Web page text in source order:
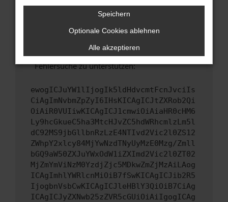
Wende dich an den Webseitenbetreiber.
Wenn du alle oben genannten Schritte versucht
hast, kontaktiere uns bitte. Wir werden
versuchen, das Problem zu beheben. Du kannst
uns diesen Text schicken, um uns bei der
Fehlersuche zu unterstützen:
ewogICJuYW1lIjogIk5ldHdvcmtFcnJvciIs
CiAgImNvbmZpZyI6IHsKICAgICJtZXRob2Qi
OiAiR0VUIiwKICAgICJ1cmwiOiAiaHR0cHM6
Ly9hcGkueC5ha3MtcHJvZC5hdWRhcmlzLm5l
dC92MS9jbGllbnRzLzE4NTIvd2Vic2l0ZS12
ZWhpY2xlcy84MjYwNzdTNyUyMzE0Mzg/Zmll
bGQ9aW50ZXJuYWxOdW1iZXImd2Vic2l0ZT02
MjZmYmViNzM0YzdjZjc5MDkwZmZjMzAiLAog
ICAgImhlYWRlcnMiOiB7fSwKICAgICJib2R5
IjogbnVsbCwKICAgICJleHBlY3QiOiB7CiAg
ICAgICJyZXNwb25zZVR5cGUiOiAiIgogICAg
Speichern
Optionale Cookies ablehnen
Alle akzeptieren